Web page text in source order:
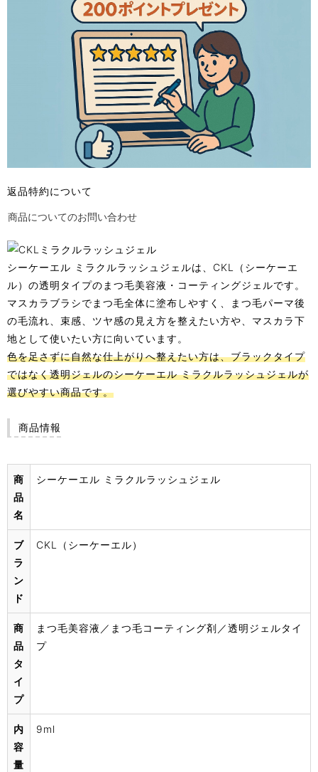
返品特約について
商品についてのお問い合わせ
シーケーエル ミラクルラッシュジェルは、CKL（シーケーエ
ル）の透明タイプのまつ毛美容液・コーティングジェルです。
マスカラブラシでまつ毛全体に塗布しやすく、まつ毛パーマ後
の毛流れ、束感、ツヤ感の見え方を整えたい方や、マスカラ下
地として使いたい方に向いています。
色を足さずに自然な仕上がりへ整えたい方は、ブラックタイプ
ではなく透明ジェルのシーケーエル ミラクルラッシュジェルが
選びやすい商品です。
商品情報
商
品
名
シーケーエル ミラクルラッシュジェル
ブ
ラ
ン
ド
CKL（シーケーエル）
商
品
タ
イ
プ
まつ毛美容液／まつ毛コーティング剤／透明ジェルタイ
プ
内
容
量
9ml